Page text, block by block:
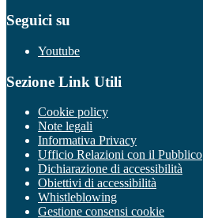
Seguici su
Youtube
Sezione Link Utili
Cookie policy
Note legali
Informativa Privacy
Ufficio Relazioni con il Pubblico
Dichiarazione di accessibilità
Obiettivi di accessibilità
Whistleblowing
Gestione consensi cookie